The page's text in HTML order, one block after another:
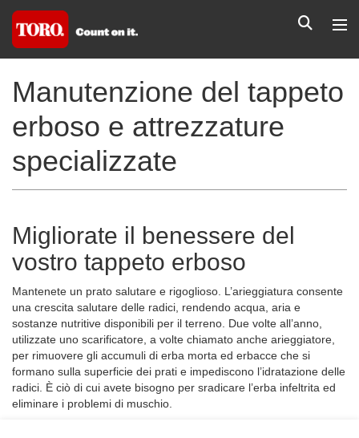
Manutenzione del tappeto
erboso e attrezzature
specializzate
Migliorate il benessere del
vostro tappeto erboso
Mantenete un prato salutare e rigoglioso. L’arieggiatura consente
una crescita salutare delle radici, rendendo acqua, aria e
sostanze nutritive disponibili per il terreno. Due volte all’anno,
utilizzate uno scarificatore, a volte chiamato anche arieggiatore,
per rimuovere gli accumuli di erba morta ed erbacce che si
formano sulla superficie dei prati e impediscono l’idratazione delle
radici. È ciò di cui avete bisogno per sradicare l’erba infeltrita ed
eliminare i problemi di muschio.